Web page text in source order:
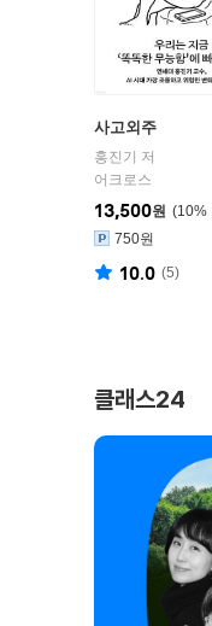
사고외주
홍진기 저
어크로스
10%
13,500원
750원
10.0 (5)
클래스24